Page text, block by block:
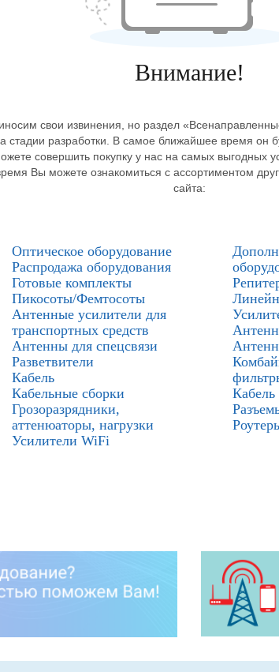
Внимание!
свои извинения, но раздел
стадии разработки. В самое ближайшее время он
совершить покупку у нас на самых выгодных
Вы можете ознакомиться с ассортиментом
сайта:
Оптическое оборудование
Распродажа оборудования
Готовые комплекты
Пикосоты/Фемтосоты
Антенные усилители для
транспортных средств
Антенны для спецсвязи
Разветвители
Кабель
Кабельные сборки
Грозоразрядники,
аттенюаторы, нагрузки
Усилители WiFi
Кабель